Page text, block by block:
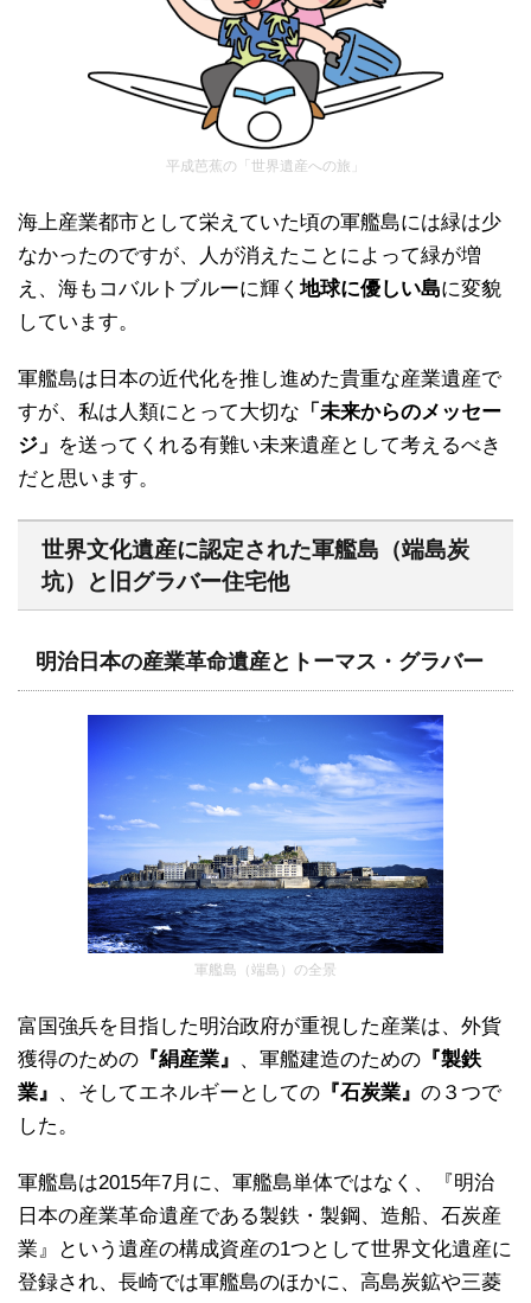
平成芭蕉の「世界遺産への旅」
海上産業都市として栄えていた頃の軍艦島には緑は少
なかったのですが、人が消えたことによって緑が増
え、海もコバルトブルーに輝く 地球に優しい島に変貌
しています。
軍艦島は日本の近代化を推し進めた貴重な産業遺産で
すが、私は人類にとって大切な 「未来からのメッセー
ジ」 を送ってくれる有難い未来遺産として考えるべき
だと思います。
世界文化遺産に認定された軍艦島（端島炭
坑）と旧グラバー住宅他
明治日本の産業革命遺産とトーマス・グラバー
軍艦島（端島）の全景
富国強兵を目指した明治政府が重視した産業は、外貨
獲得のための 『絹産業』 、軍艦建造のための 『製鉄
業』 、そしてエネルギーとしての 『石炭業』 の３つで
した。
軍艦島は2015年7月に、軍艦島単体ではなく、『明治
日本の産業革命遺産である製鉄・製鋼、造船、石炭産
業』という遺産の構成資産の1つとして世界文化遺産に
登録され、長崎では軍艦島のほかに、高島炭鉱や三菱